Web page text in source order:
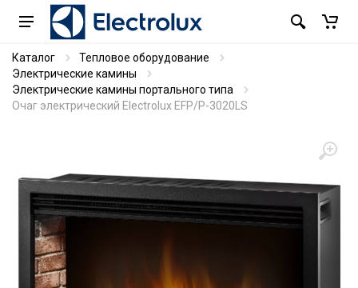
Каталог
Тепловое оборудование
Электрические камины
Электрические камины портального типа
Очаг электрический Electrolux EFP/P-3020LS